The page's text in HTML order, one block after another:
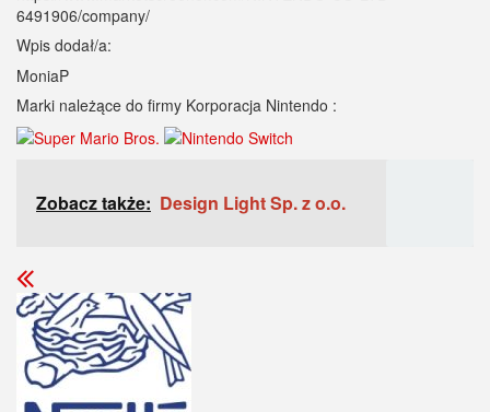
6491906/company/
Wpis dodał/a:
MoniaP
Marki należące do firmy Korporacja Nintendo :
Zobacz także: Design Light Sp. z o.o.